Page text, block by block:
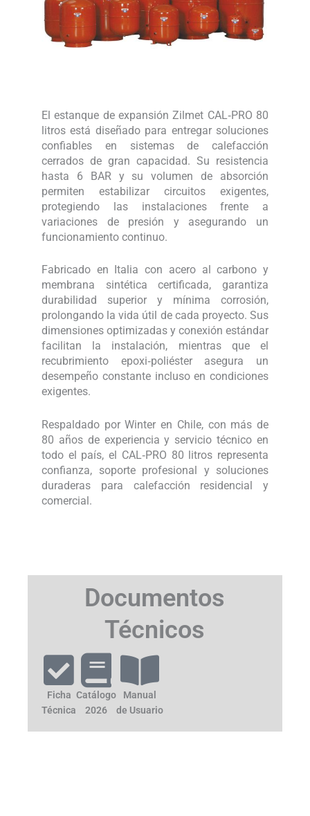
El estanque de expansión Zilmet CAL‑PRO 80
litros está diseñado para entregar soluciones
confiables en sistemas de calefacción
cerrados de gran capacidad. Su resistencia
hasta 6 BAR y su volumen de absorción
permiten estabilizar circuitos exigentes,
protegiendo las instalaciones frente a
variaciones de presión y asegurando un
funcionamiento continuo.
Fabricado en Italia con acero al carbono y
membrana sintética certificada, garantiza
durabilidad superior y mínima corrosión,
prolongando la vida útil de cada proyecto. Sus
dimensiones optimizadas y conexión estándar
facilitan la instalación, mientras que el
recubrimiento epoxi‑poliéster asegura un
desempeño constante incluso en condiciones
exigentes.
Respaldado por Winter en Chile, con más de
80 años de experiencia y servicio técnico en
todo el país, el CAL‑PRO 80 litros representa
confianza, soporte profesional y soluciones
duraderas para calefacción residencial y
comercial.
Documentos
Técnicos
Ficha
Técnica
Catálogo
2026
Manual
de Usuario